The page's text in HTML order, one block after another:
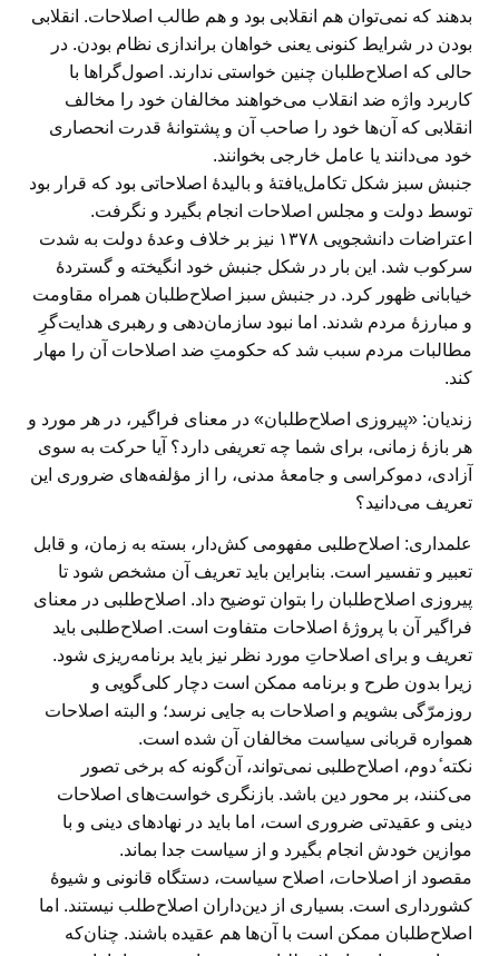
بدهند که نمی‌توان هم انقلابی بود و هم طالب اصلاحات. انقلابی
بودن در شرایط کنونی یعنی خواهان براندازی نظام بودن. در
حالی که اصلاح‌طلبان چنین خواستی ندارند. اصول‌گراها با
کاربرد واژه ضد انقلاب می‌خواهند مخالفان خود را مخالف
انقلابی که آن‌ها خود را صاحب آن و پشتوانهٔ قدرت انحصاری
خود می‌دانند یا عامل خارجی بخوانند.
جنبش سبز شکل تکامل‌یافتهٔ و بالیدۀ اصلاحاتی بود که قرار بود
توسط دولت و مجلس اصلاحات انجام بگیرد و نگرفت.
اعتراضات دانشجویی ۱۳۷۸ نیز بر خلاف وعدهٔ دولت به شدت
سرکوب شد. این بار در شکل جنبش خود انگیخته و گستردهٔ
خیابانی ظهور کرد. در جنبش سبز اصلاح‌طلبان همراه مقاومت
و مبارزهٔ مردم شدند. اما نبود سازمان‌دهی و رهبری هدایت‌گرِ
مطالبات مردم سبب شد که حکومتِ ضد اصلاحات آن را مهار
کند.
زندیان: «پیروزی اصلاح‌طلبان» در معنای فراگیر، در هر مورد و
هر بازهٔ زمانی، برای شما چه تعریفی دارد؟ آیا حرکت به سوی
آزادی، دموکراسی و جامعهٔ مدنی، را از مؤلفه‌های ضروری این
تعریف می‌دانید؟
علمداری: اصلاح‌طلبی مفهومی کش‌دار، بسته به زمان،‌ و قابل
تعبیر و تفسیر است. بنابراین باید تعریف آن مشخص شود تا
پیروزی اصلاح‌طلبان را بتوان توضیح داد. اصلاح‌طلبی در معنای
فراگیر آن با پروژهٔ اصلاحات متفاوت است. اصلاح‌طلبی باید
تعریف و برای اصلاحاتِ مورد نظر نیز باید برنامه‌ریزی شود.
زیرا بدون طرح و برنامه ممکن است دچار کلی‌گویی و
روزمرّگی بشویم و اصلاحات به جایی نرسد؛ و البته اصلاحات
همواره قربانی سیاست مخالفان آن شده است.
نکته ٔدوم، اصلاح‌طلبی نمی‌تواند، آن‌گونه که برخی تصور
می‌کنند، بر محور دین باشد. بازنگری خواست‌های اصلاحات
دینی و عقیدتی ضروری است، اما باید در نهادهای دینی و با
موازین خودش انجام بگیرد و از سیاست جدا بماند.
مقصود از اصلاحات، اصلاح سیاست، دستگاه قانونی و شیوۀ
کشورداری است. بسیاری از دین‌داران اصلاح‌طلب نیستند. اما
اصلاح‌طلبان ممکن است با آن‌ها هم عقیده باشند. چنان‌که